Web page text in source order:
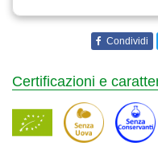
Condividi
Certificazioni e